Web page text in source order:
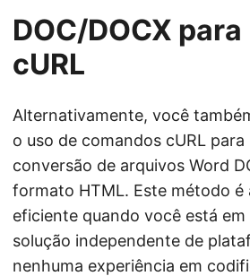
DOC/DOCX
cURL
Alternativamente, você
o uso de comandos cURL para
conversão de arquivos Word
formato HTML. Este método é
eficiente quando você está em
solução independente de
nenhuma experiência em